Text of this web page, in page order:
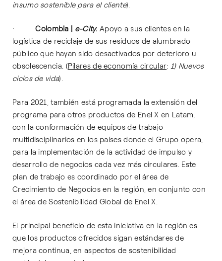
insumo sostenible para el cliente).
·Colombia | e-City: Apoyo a sus clientes en la
logística de reciclaje de sus residuos de alumbrado
público que hayan sido desactivados por deterioro u
obsolescencia. (Pilares de economía circular: 1) Nuevos
ciclos de vida).
Para 2021, también está programada la extensión del
programa para otros productos de Enel X en Latam,
con la conformación de equipos de trabajo
multidisciplinarios en los países donde el Grupo opera,
para la implementación de la actividad de impulso y
desarrollo de negocios cada vez más circulares. Este
plan de trabajo es coordinado por el área de
Crecimiento de Negocios en la región, en conjunto con
el área de Sostenibilidad Global de Enel X.
El principal beneficio de esta iniciativa en la región es
que los productos ofrecidos sigan estándares de
mejora continua, en aspectos de sostenibilidad